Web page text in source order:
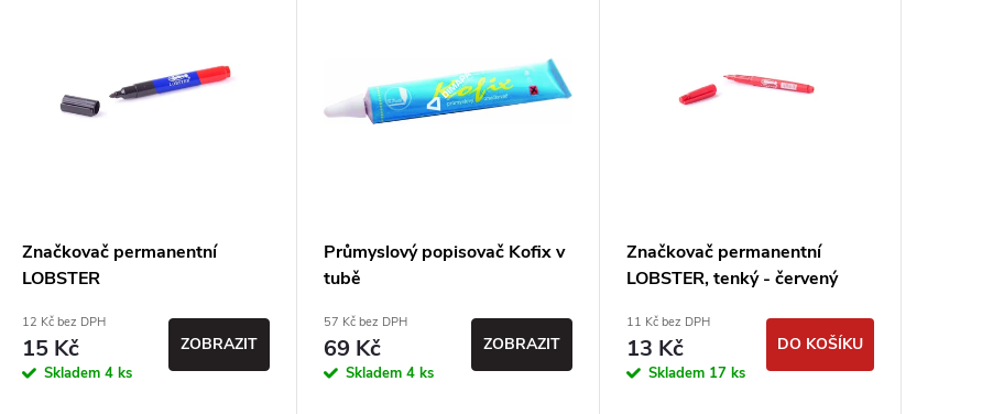
Značkovač permanentní
LOBSTER
12 Kč bez DPH
15 Kč
Skladem 4 ks
ZOBRAZIT
Průmyslový popisovač Kofix v
tubě
57 Kč bez DPH
69 Kč
Skladem4 ks
ZOBRAZIT
Značkovač permanentní
LOBSTER, tenký - červený
11 Kč bez DPH
13 Kč
Skladem 17 ks
DO KOŠÍKU